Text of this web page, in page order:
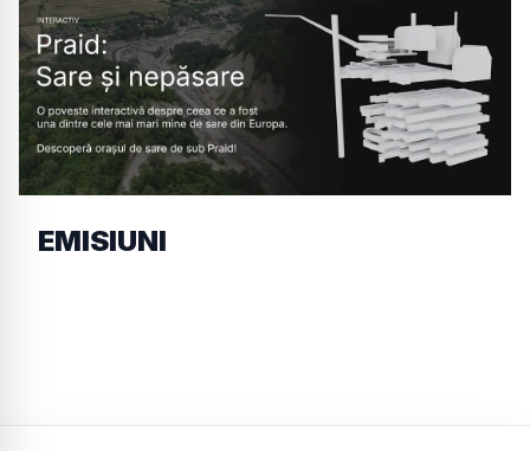
EMISIUNI